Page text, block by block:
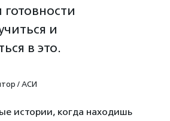
и
в это.
/ АСИ
истории, когда находишь